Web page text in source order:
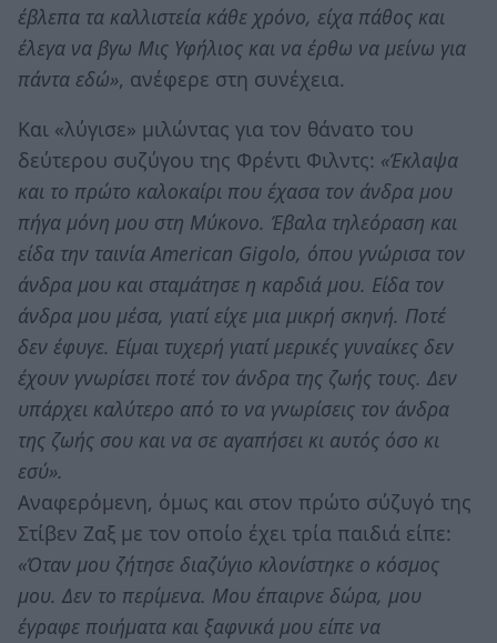
έβλεπα τα καλλιστεία κάθε χρόνο, είχα πάθος και
έλεγα να βγω Μις Υφήλιος και να έρθω να μείνω για
πάντα εδώ», ανέφερε στη συνέχεια.
Και «λύγισε» μιλώντας για τον θάνατο του
δεύτερου συζύγου της Φρέντι Φιλντς: «Έκλαψα
και το πρώτο καλοκαίρι που έχασα τον άνδρα μου
πήγα μόνη μου στη Μύκονο. Έβαλα τηλεόραση και
είδα την ταινία American Gigolo, όπου γνώρισα τον
άνδρα μου και σταμάτησε η καρδιά μου. Είδα τον
άνδρα μου μέσα, γιατί είχε μια μικρή σκηνή. Ποτέ
δεν έφυγε. Είμαι τυχερή γιατί μερικές γυναίκες δεν
έχουν γνωρίσει ποτέ τον άνδρα της ζωής τους. Δεν
υπάρχει καλύτερο από το να γνωρίσεις τον άνδρα
της ζωής σου και να σε αγαπήσει κι αυτός όσο κι
εσύ».
Αναφερόμενη, όμως και στον πρώτο σύζυγό της
Στίβεν Ζαξ με τον οποίο έχει τρία παιδιά είπε:
«Όταν μου ζήτησε διαζύγιο κλονίστηκε ο κόσμος
μου. Δεν το περίμενα. Μου έπαιρνε δώρα, μου
έγραφε ποιήματα και ξαφνικά μου είπε να